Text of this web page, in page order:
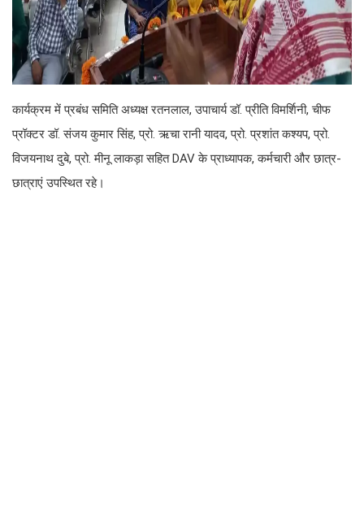
कार्यक्रम में प्रबंध समिति अध्यक्ष रतनलाल, उपाचार्य डॉ. प्रीति विमर्शिनी, चीफ
प्रॉक्टर डॉ. संजय कुमार सिंह, प्रो. ऋचा रानी यादव, प्रो. प्रशांत कश्यप, प्रो.
विजयनाथ दुबे, प्रो. मीनू लाकड़ा सहित DAV के प्राध्यापक, कर्मचारी और छात्र-
छात्राएं उपस्थित रहे।